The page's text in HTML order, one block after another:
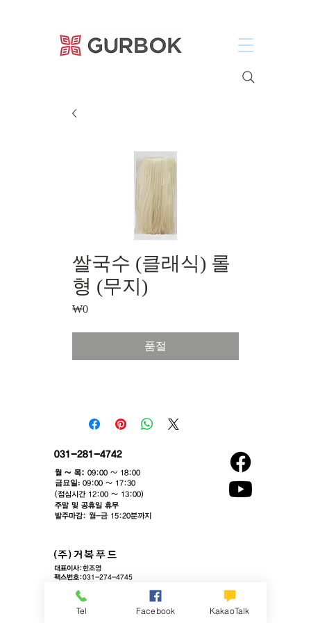
거복푸드
쌀국수 (클래식) 롤
형 (무지)
₩0가
품절
031-281-4742
월 ~ 목: 09:00 ~ 18:00
​금요일: 09:00 ~ 17:30
(점심시간 12:00 ~ 13:00)​
주말 및 공휴일 휴무
발주마감: 월-금 15:20분까지
대표이사:한조영
팩스번호:031-274-4745
경기도 용인시 기흥구 동백중앙로16번길 16-4, 에이스동백타워
​물류센터:경기도 화성시 만세구 팔탄면 서근리 97-5 (주)거복푸드
Tel Facebook KakaoTalk